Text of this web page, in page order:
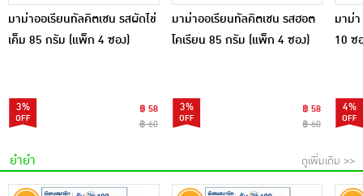
มาม่าออเรียนทัลคิตเชน รสผัดไข่
เค็ม 85 กรัม (แพ็ก 4 ซอง)
3%
฿ 58
฿ 60
มาม่าออเรียนทัลคิตเชน รสฮอต
โคเรียน 85 กรัม (แพ็ก 4 ซอง)
3%
฿ 58
฿ 60
มาม่
10 ซ
4%
ยำยำ ดูเพิ่มเติม >>